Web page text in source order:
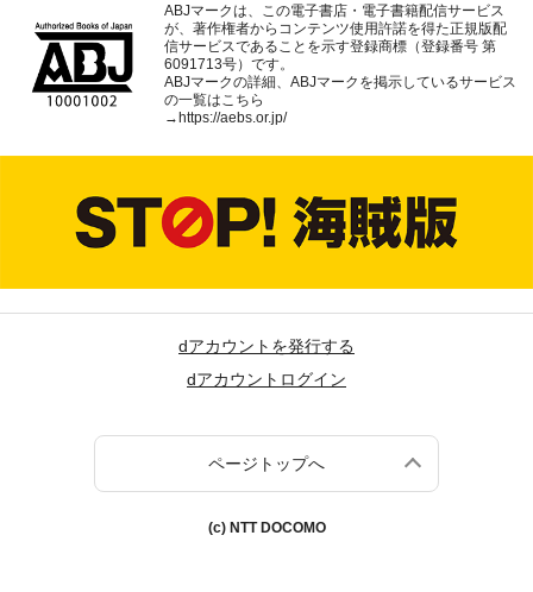
ABJマークは、この電子書店・電子書籍配信サービス
が、著作権者からコンテンツ使用許諾を得た正規版配
信サービスであることを示す登録商標（登録番号 第
6091713号）です。
ABJマークの詳細、ABJマークを掲示しているサービス
の一覧はこちら
→https://aebs.or.jp/
dアカウントを発行する
dアカウントログイン
ページトップへ
(c) NTT DOCOMO